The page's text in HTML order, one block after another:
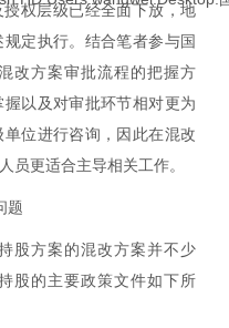
权层级已经全面下放，地
定执行。结合笔者参与国
改方案审批流程的把握方
以及对审批环节相对更为
位进行咨询，因此在混改
员更适合主导相关工作。
题
股方案的混改方案并不少
股的主要政策文件如下所